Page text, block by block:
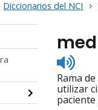
Diccionarios del NCI
Listen
to
Rama
utilizar